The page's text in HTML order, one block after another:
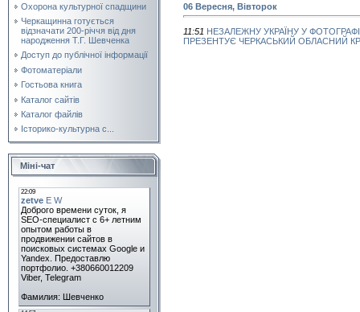
Охорона культурної спадщини
Черкащинна готується
відзначати 200-річчя від дня
народження Т.Г. Шевченка
Доступ до публічної інформації
Фотоматеріали
Гостьова книга
Каталог сайтів
Каталог файлів
Історико-культурна с...
Міні-чат
06 Вересня, Вівторок
11:51 НЕЗАЛЕЖНУ УКРАЇНУ У
ПРЕЗЕНТУЄ ЧЕРКАСЬКИЙ ОБЛАСНИЙ